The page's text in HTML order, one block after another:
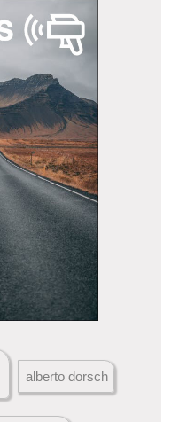
alberto dorsch